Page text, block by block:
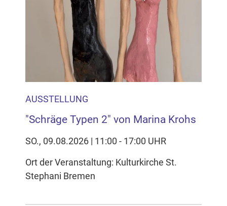
AUSSTELLUNG
"Schräge Typen 2" von Marina Krohs
SO., 09.08.2026 | 11:00 - 17:00 UHR
Ort der Veranstaltung: Kulturkirche St.
Stephani Bremen